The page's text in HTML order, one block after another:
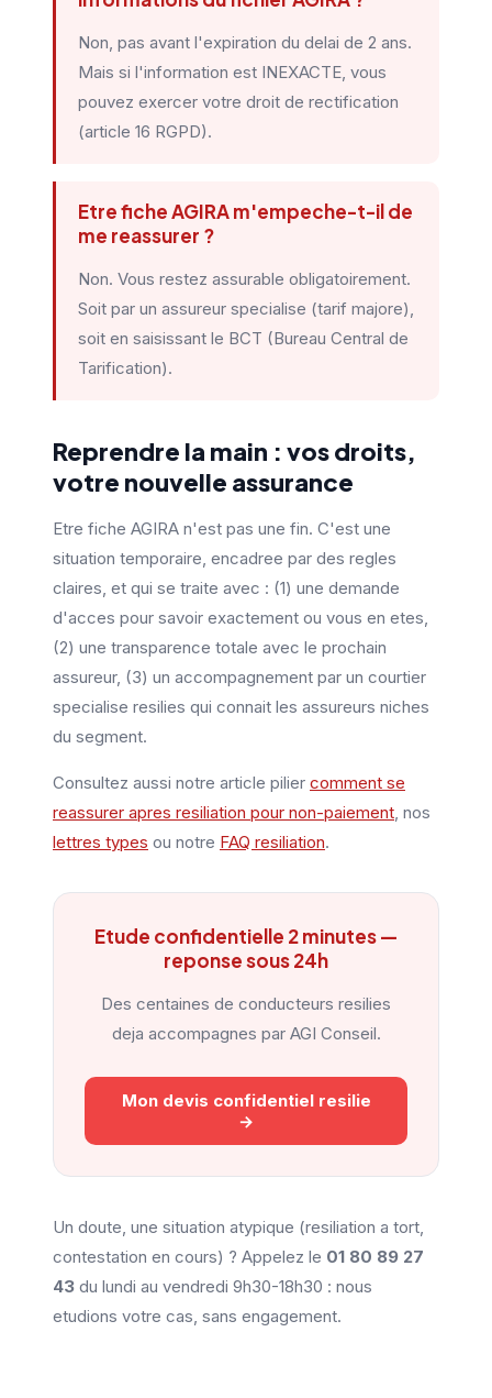
Non, pas avant l'expiration du delai de 2 ans.
Mais si l'information est INEXACTE, vous
pouvez exercer votre droit de rectification
(article 16 RGPD).
Etre fiche AGIRA m'empeche-t-il de
me reassurer ?
Non. Vous restez assurable obligatoirement.
Soit par un assureur specialise (tarif majore),
soit en saisissant le BCT (Bureau Central de
Tarification).
Reprendre la main : vos droits,
votre nouvelle assurance
Etre fiche AGIRA n'est pas une fin. C'est une
situation temporaire, encadree par des regles
claires, et qui se traite avec : (1) une demande
d'acces pour savoir exactement ou vous en etes,
(2) une transparence totale avec le prochain
assureur, (3) un accompagnement par un courtier
specialise resilies qui connait les assureurs niches
du segment.
Consultez aussi notre article pilier comment se
reassurer apres resiliation pour non-paiement , nos
lettres types ou notre FAQ resiliation.
Etude confidentielle 2 minutes —
reponse sous 24h
Des centaines de conducteurs resilies
deja accompagnes par AGI Conseil.
Mon devis confidentiel resilie
→
Un doute, une situation atypique (resiliation a tort,
contestation en cours) ? Appelez le 01 80 89 27
43 du lundi au vendredi 9h30-18h30 : nous
etudions votre cas, sans engagement.